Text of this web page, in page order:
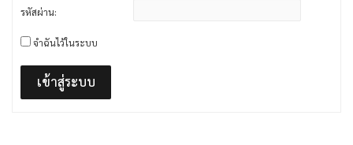
รหัสผ่าน:
จำฉันไว้ในระบบ
เข้าสู่ระบบ